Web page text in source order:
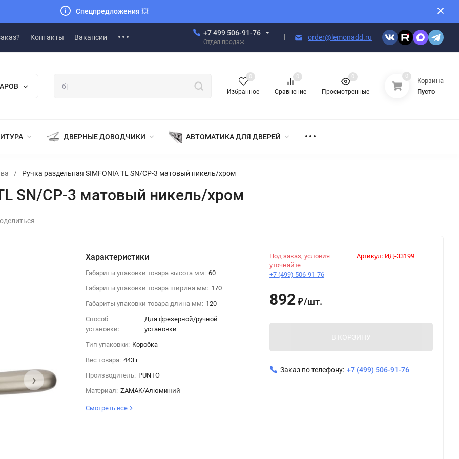
Спецпредложения 💥
Контакты Вакансии
+7 499 506-91-76
Отдел продаж
order@lemonadd.ru
Избранное
0
Сравнение
0
Просмотренные
0 0
Корзина
Пусто
ДВЕРНЫЕ ДОВОДЧИКИ АВТОМАТИКА ДЛЯ ДВЕРЕЙ
/ Ручка раздельная SIMFONIA TL SN/CP-3 матовый никель/хром
SN/CP-3 матовый никель/хром
›
Характеристики
Габариты упаковки товара высота мм: 60
Габариты упаковки товара ширина мм: 170
Габариты упаковки товара длина мм: 120
Способ
установки:
Для фрезерной/ручной
установки
Тип упаковки: Коробка
Вес товара: 443 г
Производитель: PUNTO
Материал: ZAMAK/Алюминий
Смотреть все
Артикул: ИД-33199
Под заказ, условия
уточняйте
+7 (499) 506-91-76
892 ₽/шт.
В КОРЗИНУ
Заказ по телефону: +7 (499) 506-91-76